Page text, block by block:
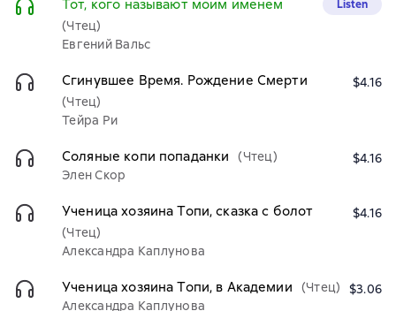
Тот, кого называют моим именем
(Чтец)
Евгений Вальс
Listen
Сгинувшее Время. Рождение Смерти
(Чтец)
Тейра Ри
$4.16
Соляные копи попаданки
(Чтец)
Элен Скор
$4.16
Ученица хозяина Топи, сказка с болот
(Чтец)
Александра Каплунова
$4.16
Ученица хозяина Топи, в Академии
(Чтец)
Александра Каплунова
$3.06